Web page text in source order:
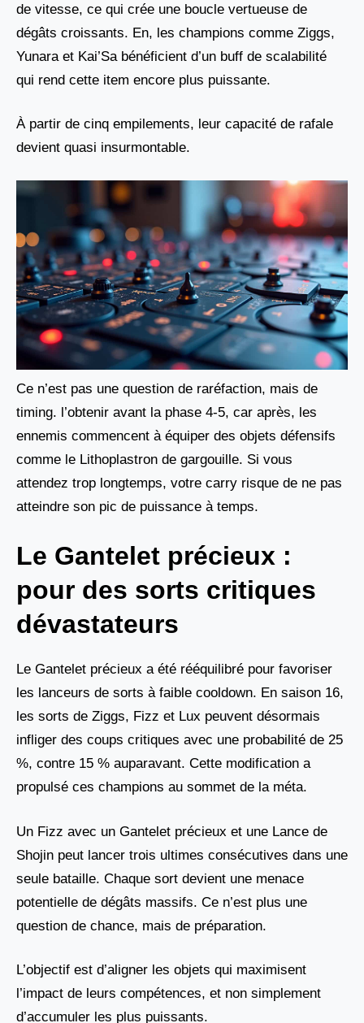
de vitesse, ce qui crée une boucle vertueuse de
dégâts croissants. En, les champions comme Ziggs,
Yunara et Kai’Sa bénéficient d’un buff de scalabilité
qui rend cette item encore plus puissante.
À partir de cinq empilements, leur capacité de rafale
devient quasi insurmontable.
Ce n’est pas une question de raréfaction, mais de
timing. l’obtenir avant la phase 4-5, car après, les
ennemis commencent à équiper des objets défensifs
comme le Lithoplastron de gargouille. Si vous
attendez trop longtemps, votre carry risque de ne pas
atteindre son pic de puissance à temps.
Le Gantelet précieux :
pour des sorts critiques
dévastateurs
Le Gantelet précieux a été rééquilibré pour favoriser
les lanceurs de sorts à faible cooldown. En saison 16,
les sorts de Ziggs, Fizz et Lux peuvent désormais
infliger des coups critiques avec une probabilité de 25
%, contre 15 % auparavant. Cette modification a
propulsé ces champions au sommet de la méta.
Un Fizz avec un Gantelet précieux et une Lance de
Shojin peut lancer trois ultimes consécutives dans une
seule bataille. Chaque sort devient une menace
potentielle de dégâts massifs. Ce n’est plus une
question de chance, mais de préparation.
L’objectif est d’aligner les objets qui maximisent
l’impact de leurs compétences, et non simplement
d’accumuler les plus puissants.